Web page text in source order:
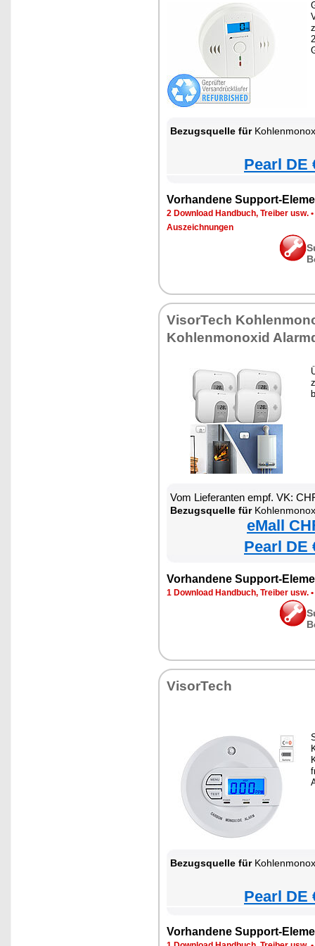
Bezugsquelle für
Pearl DE
Vorhandene Support-
2 Download Handbuch, Treiber usw. •
Auszeichnungen
VisorTech
Kohlenmonoxid
Vom Lieferanten empf. VK:
Bezugsquelle für
eMall
Pearl DE
Vorhandene Support-
1 Download Handbuch, Treiber usw. •
VisorTech
Bezugsquelle für
Pearl DE
Vorhandene Support-